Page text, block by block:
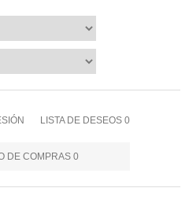
LISTA DE DESEOS 0
DE COMPRAS 0